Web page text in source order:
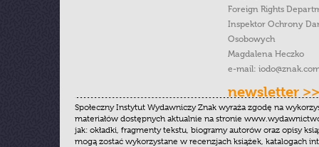
Foreign Rights
Inspektor Ochrony
Osobowych
Magdalena Heczko
e-mail:
newsletter >>
Społeczny Instytut Wydawniczy Znak wyraża zgodę na
materiałów dostępnych aktualnie na stronie
jak: okładki, fragmenty tekstu, biogramy autorów oraz opisy
mogą zostać wykorzystane w recenzjach książek, katalogach